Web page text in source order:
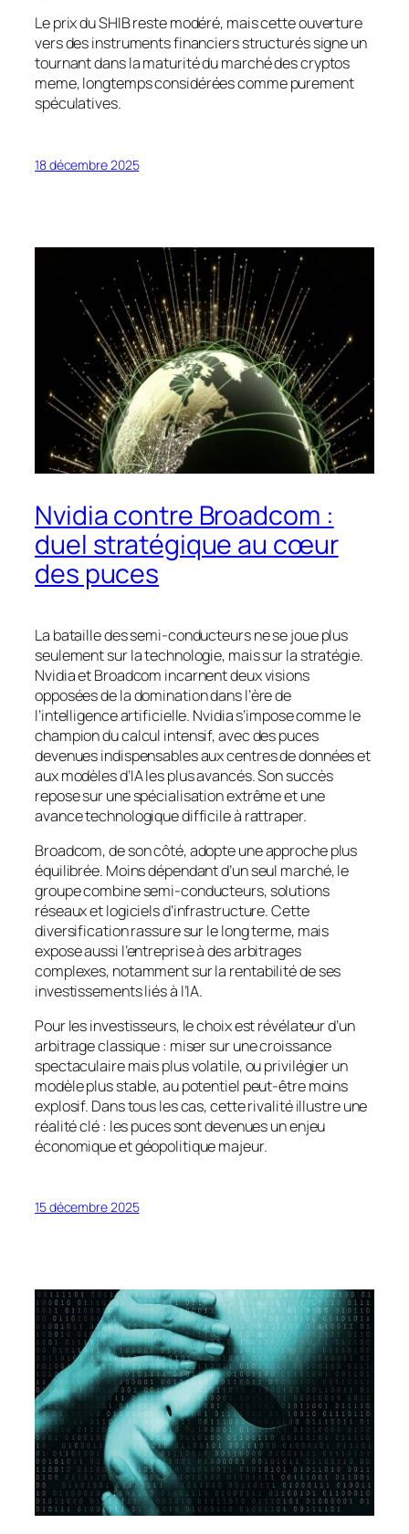
Le prix du SHIB reste modéré, mais cette ouverture
vers des instruments financiers structurés signe un
tournant dans la maturité du marché des cryptos
meme, longtemps considérées comme purement
spéculatives.
18 décembre 2025
Nvidia contre Broadcom :
duel stratégique au cœur
des puces
La bataille des semi-conducteurs ne se joue plus
seulement sur la technologie, mais sur la stratégie.
Nvidia et Broadcom incarnent deux visions
opposées de la domination dans l’ère de
l’intelligence artificielle. Nvidia s’impose comme le
champion du calcul intensif, avec des puces
devenues indispensables aux centres de données et
aux modèles d’IA les plus avancés. Son succès
repose sur une spécialisation extrême et une
avance technologique difficile à rattraper.
Broadcom, de son côté, adopte une approche plus
équilibrée. Moins dépendant d’un seul marché, le
groupe combine semi-conducteurs, solutions
réseaux et logiciels d’infrastructure. Cette
diversification rassure sur le long terme, mais
expose aussi l’entreprise à des arbitrages
complexes, notamment sur la rentabilité de ses
investissements liés à l’IA.
Pour les investisseurs, le choix est révélateur d’un
arbitrage classique : miser sur une croissance
spectaculaire mais plus volatile, ou privilégier un
modèle plus stable, au potentiel peut-être moins
explosif. Dans tous les cas, cette rivalité illustre une
réalité clé : les puces sont devenues un enjeu
économique et géopolitique majeur.
15 décembre 2025